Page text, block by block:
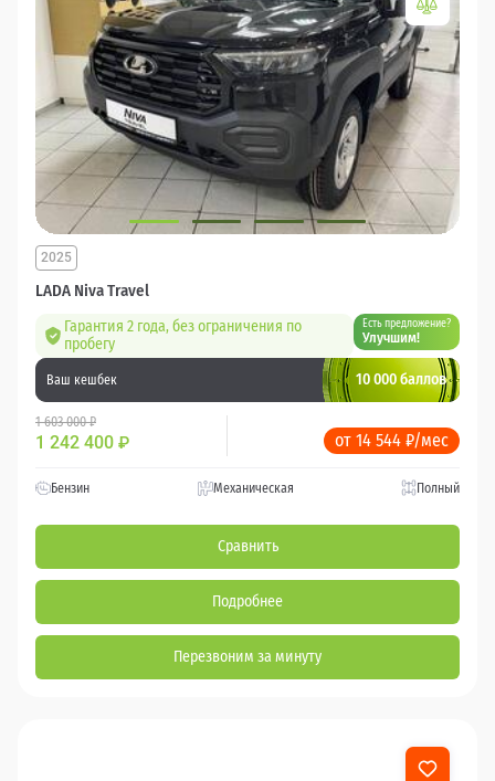
LADA Niva Travel
2025
Гарантия 2 года, без ограничения по
пробегу
Есть предложение?
Улучшим!
Ваш кешбек 10 000 баллов
1 603 000 ₽
1 242 400 ₽ от 14 544 ₽/мес
Бензин Механическая Полный
Сравнить
Подробнее
Перезвоним за минуту